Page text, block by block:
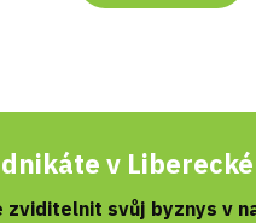
v
zviditelnit svůj byznys v